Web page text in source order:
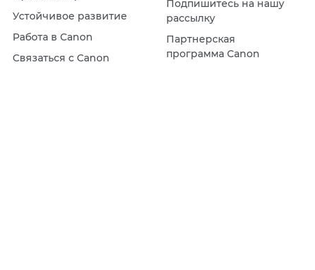
Устойчивое развитие
Работа в Canon
Связаться с Canon
Подпишитесь на нашу
рассылку
Партнерская
программа Canon